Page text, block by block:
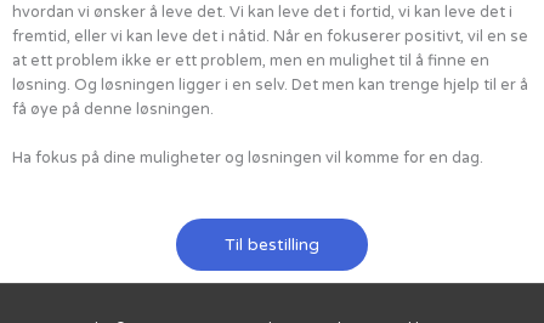
hvordan vi ønsker å leve det. Vi kan leve det i fortid, vi kan leve det i
fremtid, eller vi kan leve det i nåtid. Når en fokuserer positivt, vil en se
at ett problem ikke er ett problem, men en mulighet til å finne en
løsning. Og løsningen ligger i en selv. Det men kan trenge hjelp til er å
få øye på denne løsningen.
Ha fokus på dine muligheter og løsningen vil komme for en dag.
Til bestilling